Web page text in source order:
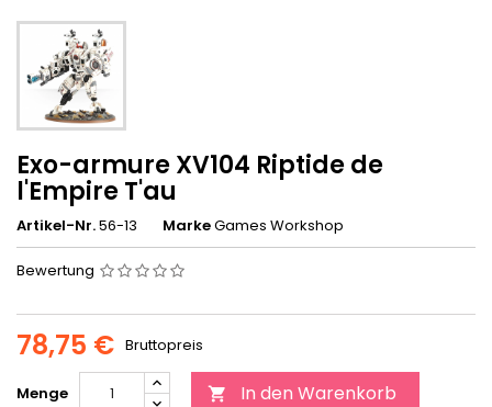
Exo-armure XV104 Riptide de
l'Empire T'au
Artikel-Nr.56-13 MarkeGames Workshop
Bewertung
78,75 € Bruttopreis
Menge  In den Warenkorb